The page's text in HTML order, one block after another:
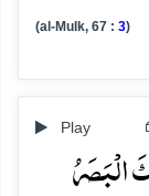
(al-Mulk, 67 : 3)
Play
الۡبَصَرُ